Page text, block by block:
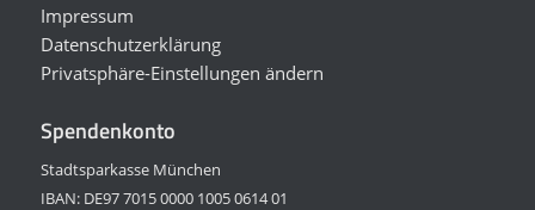
Impressum
Datenschutzerklärung
Privatsphäre-Einstellungen ändern
Spendenkonto
Stadtsparkasse München
IBAN: DE97 7015 0000 1005 0614 01